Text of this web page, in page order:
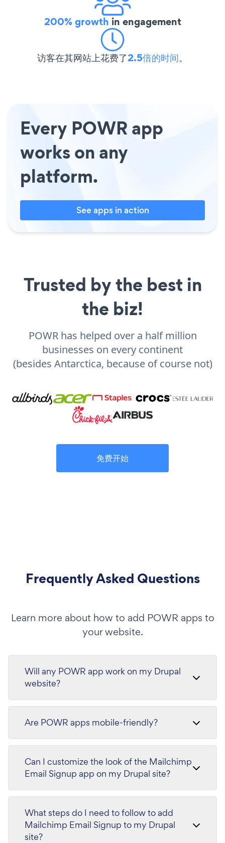
200% growth in engagement
访客在其网站上花费了2.5倍的时间。
Every POWR app
works on any
platform.
See apps in action
Trusted by the best in
the biz!
POWR has helped over a half million
businesses on every continent
(besides Antarctica, because of course not)
免费开始
Frequently Asked Questions
Learn more about how to add POWR apps to
your website.
Will any POWR app work on my Drupal
website?
Are POWR apps mobile-friendly?
Can I customize the look of the Mailchimp
Email Signup app on my Drupal site?
What steps do I need to follow to add
Mailchimp Email Signup to my Drupal
site?